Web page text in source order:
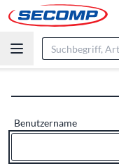
Benutzername